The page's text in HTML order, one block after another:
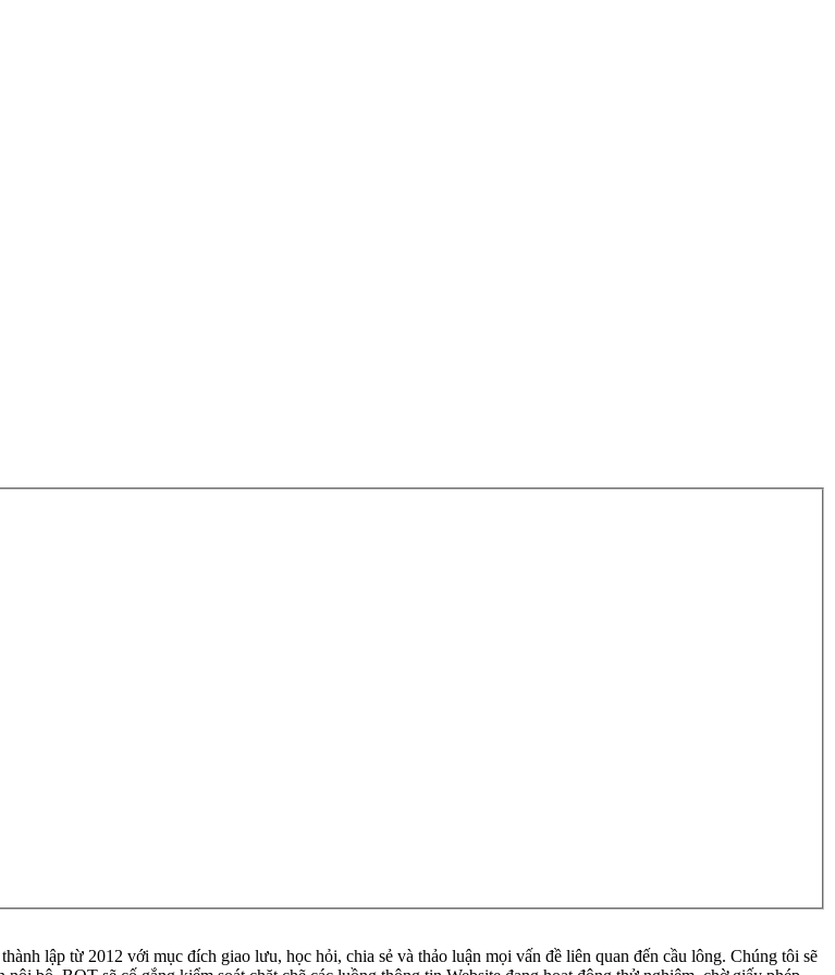
lập từ 2012 với mục đích giao lưu, học hỏi, chia sẻ và thảo luận mọi vấn đề liên quan đến cầu lông. Chúng tôi sẽ